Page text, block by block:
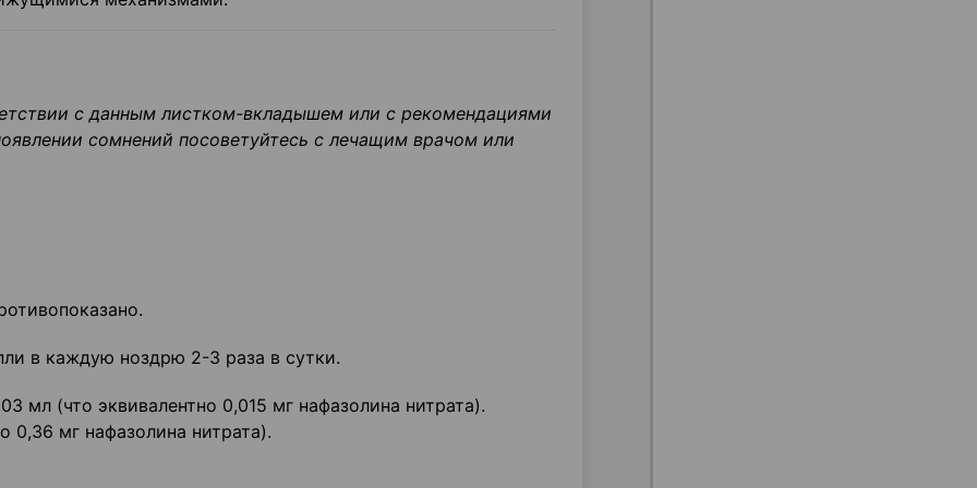
с данным листком-вкладышем или с рекомендациями
сомнений посоветуйтесь с лечащим врачом или
в каждую ноздрю 2-3 раза в сутки.
мл (что эквивалентно 0,015 мг нафазолина нитрата).
0,36 мг нафазолина нитрата).